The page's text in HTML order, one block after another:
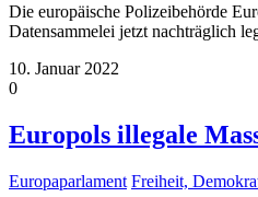
Die europäische Polizeibehörde
Datensammelei jetzt nachträglich
10. Januar 2022
0
Europols illegale
Europaparlament Freiheit,